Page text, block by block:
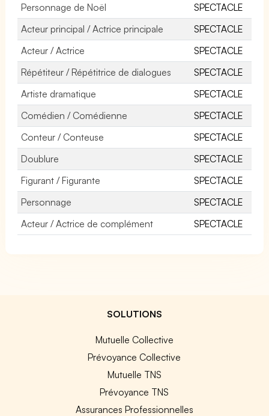
Personnage de Noël
SPECTACLE
Acteur principal / Actrice principale
SPECTACLE
Acteur / Actrice
SPECTACLE
Répétiteur / Répétitrice de dialogues
SPECTACLE
Artiste dramatique
SPECTACLE
Comédien / Comédienne
SPECTACLE
Conteur / Conteuse
SPECTACLE
Doublure
SPECTACLE
Figurant / Figurante
SPECTACLE
Personnage
SPECTACLE
Acteur / Actrice de complément
SPECTACLE
SOLUTIONS
Mutuelle Collective
Prévoyance Collective
Mutuelle TNS
Prévoyance TNS
Assurances Professionnelles